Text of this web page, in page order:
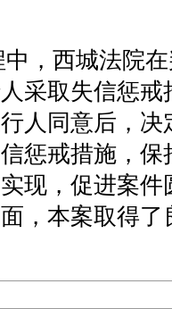
，西城法院
采取失信惩
人同意后，
惩戒措施，
现，促进案
，本案取得了